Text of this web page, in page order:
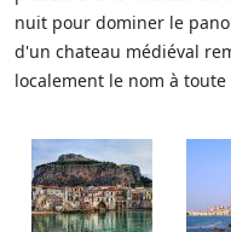
nuit pour dominer le
d'un chateau médiéval
localement le nom à toute